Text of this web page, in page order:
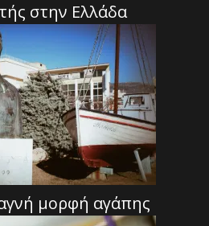
στην Ελλάδα
μορφή αγάπης